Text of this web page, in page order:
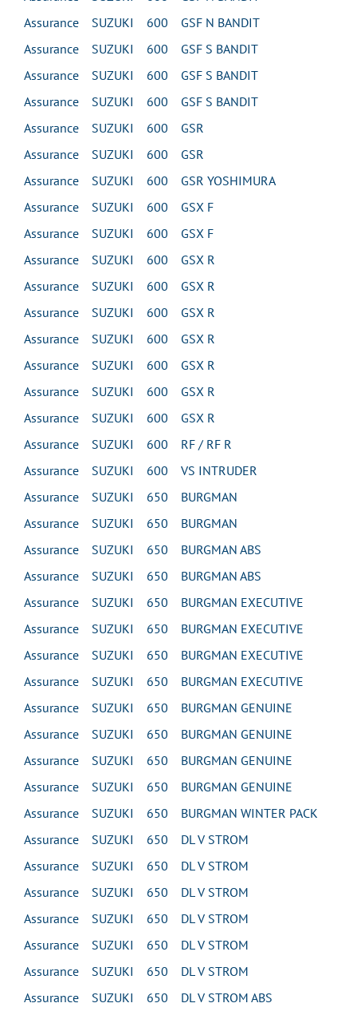
Assurance SUZUKI 600 GSF N BANDIT
Assurance SUZUKI 600 GSF S BANDIT
Assurance SUZUKI 600 GSF S BANDIT
Assurance SUZUKI 600 GSF S BANDIT
Assurance SUZUKI 600 GSR
Assurance SUZUKI 600 GSR
Assurance SUZUKI 600 GSR YOSHIMURA
Assurance SUZUKI 600 GSX F
Assurance SUZUKI 600 GSX F
Assurance SUZUKI 600 GSX R
Assurance SUZUKI 600 GSX R
Assurance SUZUKI 600 GSX R
Assurance SUZUKI 600 GSX R
Assurance SUZUKI 600 GSX R
Assurance SUZUKI 600 GSX R
Assurance SUZUKI 600 GSX R
Assurance SUZUKI 600 RF / RF R
Assurance SUZUKI 600 VS INTRUDER
Assurance SUZUKI 650 BURGMAN
Assurance SUZUKI 650 BURGMAN
Assurance SUZUKI 650 BURGMAN ABS
Assurance SUZUKI 650 BURGMAN ABS
Assurance SUZUKI 650 BURGMAN EXECUTIVE
Assurance SUZUKI 650 BURGMAN EXECUTIVE
Assurance SUZUKI 650 BURGMAN EXECUTIVE
Assurance SUZUKI 650 BURGMAN EXECUTIVE
Assurance SUZUKI 650 BURGMAN GENUINE
Assurance SUZUKI 650 BURGMAN GENUINE
Assurance SUZUKI 650 BURGMAN GENUINE
Assurance SUZUKI 650 BURGMAN GENUINE
Assurance SUZUKI 650 BURGMAN WINTER PACK
Assurance SUZUKI 650 DL V STROM
Assurance SUZUKI 650 DL V STROM
Assurance SUZUKI 650 DL V STROM
Assurance SUZUKI 650 DL V STROM
Assurance SUZUKI 650 DL V STROM
Assurance SUZUKI 650 DL V STROM
Assurance SUZUKI 650 DL V STROM ABS